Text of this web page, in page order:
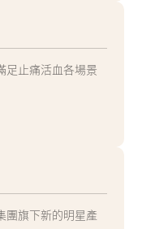
足止痛活血各場景
團旗下新的明星產